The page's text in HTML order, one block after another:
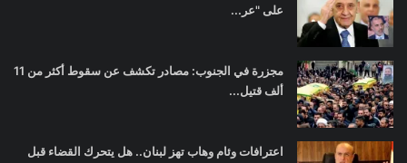
على "عر...
مجزرة في الجنوب: مصادر تكشف عن سقوط أكثر من 11
ألف قتيل...
اعترافات وئام وهاب تهز لبنان.. هل يتحرك القضاء قبل